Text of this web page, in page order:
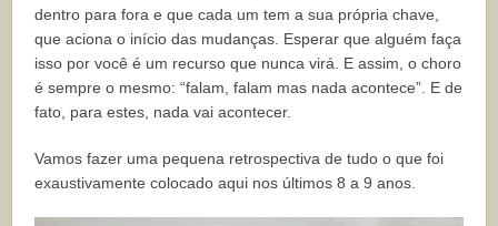
dentro para fora e que cada um tem a sua própria chave,
que aciona o início das mudanças. Esperar que alguém faça
isso por você é um recurso que nunca virá. E assim, o choro
é sempre o mesmo: “falam, falam mas nada acontece”. E de
fato, para estes, nada vai acontecer.
Vamos fazer uma pequena retrospectiva de tudo o que foi
exaustivamente colocado aqui nos últimos 8 a 9 anos.